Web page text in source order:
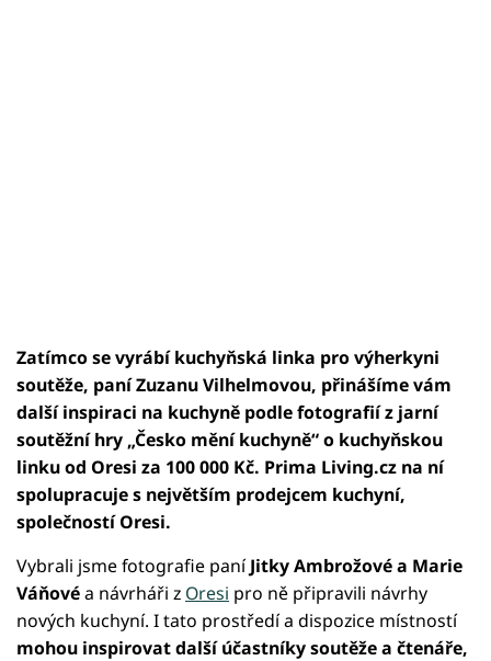
Zatímco se vyrábí kuchyňská linka pro výherkyni
soutěže, paní Zuzanu Vilhelmovou, přinášíme vám
další inspiraci na kuchyně podle fotografií z jarní
soutěžní hry „Česko mění kuchyně“ o kuchyňskou
linku od Oresi za 100 000 Kč. Prima Living.cz na ní
spolupracuje s největším prodejcem kuchyní,
společností Oresi.
Vybrali jsme fotografie paníJitky Ambrožové a Marie
Váňovéa návrháři z Oresi pro ně připravili návrhy
nových kuchyní. I tato prostředí a dispozice místností
mohou inspirovat další účastníky soutěže a čtenáře,